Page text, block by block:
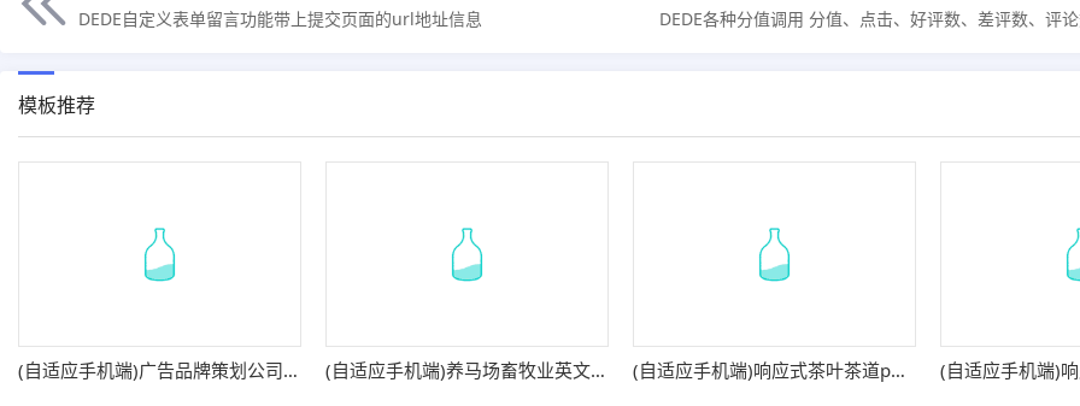
DEDE自定义表单留言功能带上提交页面的url地址信息
DEDE各种分值调用 分值、点击、好评数、差评数、评
模板推荐
(自适应手机端)广告品牌策划公司网站pbootcms模板 广告品牌策划设计公司网站源码 (自适应手机端)养马场畜牧业英文网站pbootcms模板 马匹饲养养殖场网站模板 (自适应手机端)响应式茶叶茶道pbootcms网站模板 棕色复古茶具网站源码